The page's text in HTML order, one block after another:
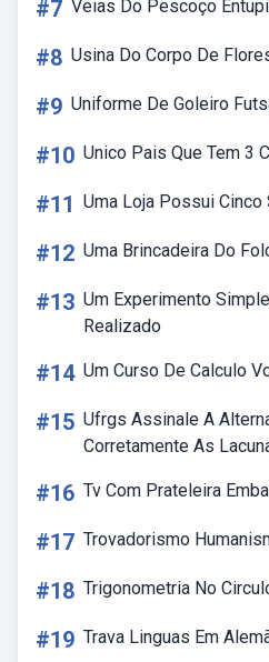
#7 Veias Do Pescoço
#8 Usina Do Corpo De
#9 Uniforme De Goleiro
#10 Unico Pais Que Tem 3
#11 Uma Loja Possui
#12 Uma Brincadeira Do
#13 Um Experimento
Realizado
#14 Um Curso De Calculo
#15 Ufrgs Assinale A
Corretamente As
#16 Tv Com Prateleira
#17 Trovadorismo
#18 Trigonometria No
#19 Trava Linguas Em